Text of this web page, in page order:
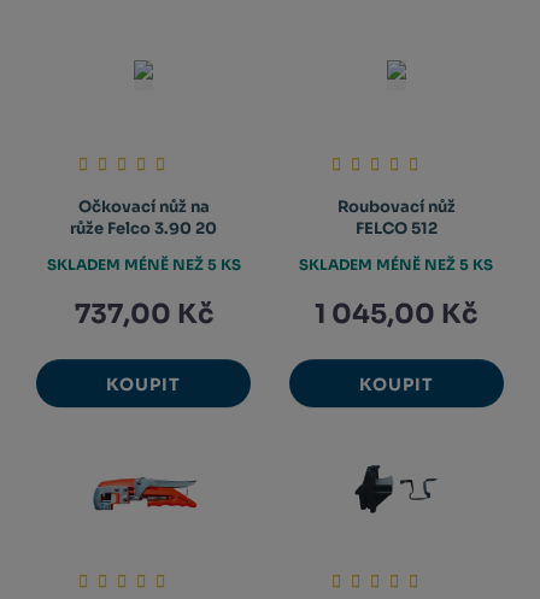
Očkovací nůž na
růže Felco 3.90 20
737,00 Kč
KOUPIT
SKLADEM MÉNĚ NEŽ 5 KS
Roubovací nůž
FELCO 512
1 045,00 Kč
KOUPIT
SKLADEM MÉNĚ NEŽ 5 KS